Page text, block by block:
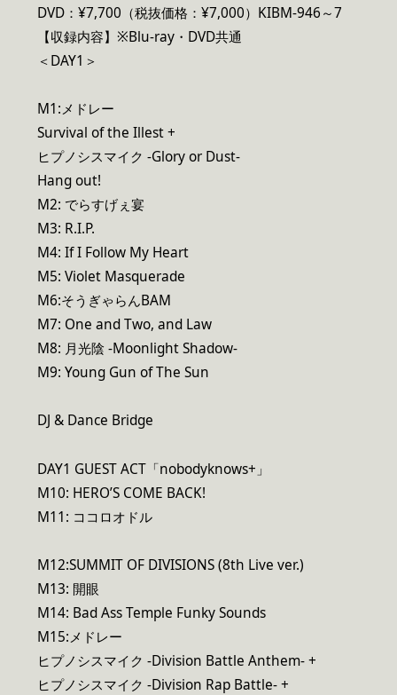
DVD：¥7,700（税抜価格：¥7,000）KIBM-946～7
【収録内容】※Blu-ray・DVD共通
＜DAY1＞
M1:メドレー
Survival of the Illest +
ヒプノシスマイク -Glory or Dust-
Hang out!
M2: でらすげぇ宴
M3: R.I.P.
M4: If I Follow My Heart
M5: Violet Masquerade
M6:そうぎゃらんBAM
M7: One and Two, and Law
M8: 月光陰 -Moonlight Shadow-
M9: Young Gun of The Sun
DJ & Dance Bridge
DAY1 GUEST ACT「nobodyknows+」
M10: HERO’S COME BACK!
M11: ココロオドル
M12:SUMMIT OF DIVISIONS (8th Live ver.)
M13: 開眼
M14: Bad Ass Temple Funky Sounds
M15:メドレー
ヒプノシスマイク -Division Battle Anthem- +
ヒプノシスマイク -Division Rap Battle- +